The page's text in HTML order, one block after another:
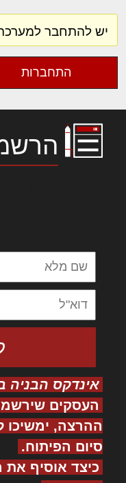
יש להתחבר
התחברות
אינדקס הבניה
העסקים
ההרצה,
סיום הפיתוח.
כיצד אוסיף